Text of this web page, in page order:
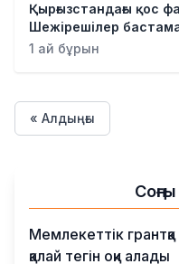
Қырғызстандағы қос
Шежірешілер
1 ай бұрын
« Алдыңғы
Мемлекеттік
қалай тегін оқи алады